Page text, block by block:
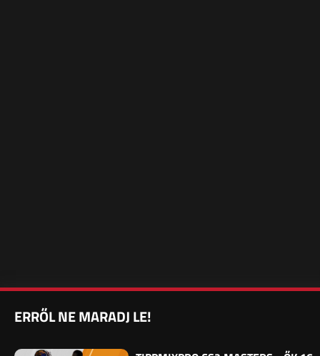
ERRŐL NE MARADJ LE!